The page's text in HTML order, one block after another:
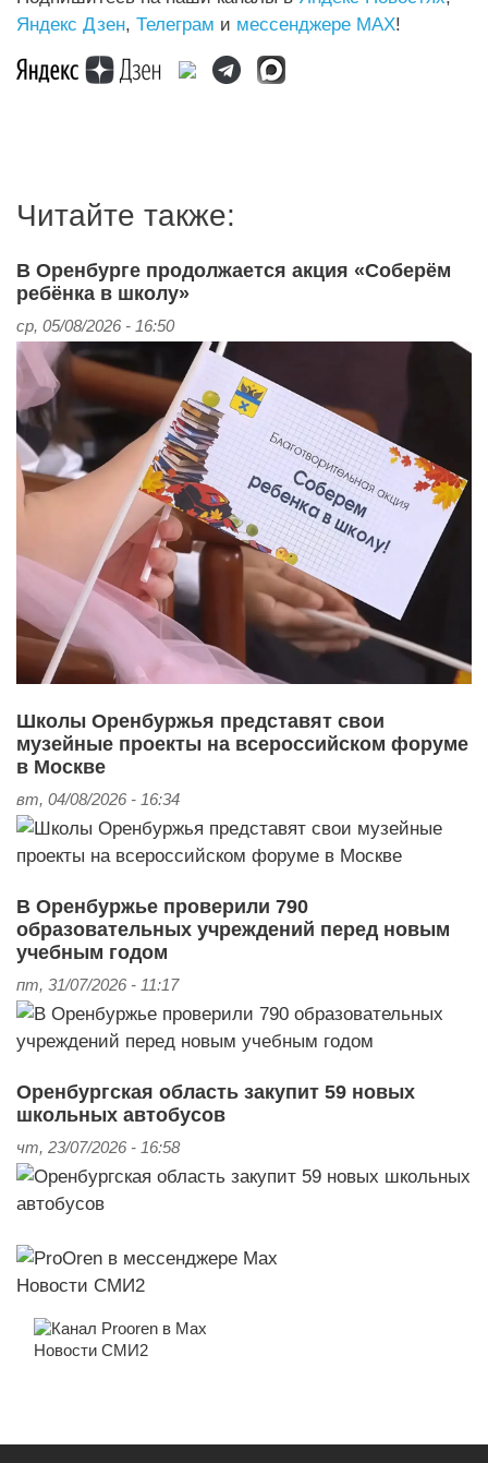
Яндекс Дзен, Телеграм и мессенджере MAX!
Читайте также:
В Оренбурге продолжается акция «Соберём
ребёнка в школу»
ср, 05/08/2026 - 16:50
Школы Оренбуржья представят свои
музейные проекты на всероссийском форуме
в Москве
вт, 04/08/2026 - 16:34
В Оренбуржье проверили 790
образовательных учреждений перед новым
учебным годом
пт, 31/07/2026 - 11:17
Оренбургская область закупит 59 новых
школьных автобусов
чт, 23/07/2026 - 16:58
Новости СМИ2
Новости СМИ2